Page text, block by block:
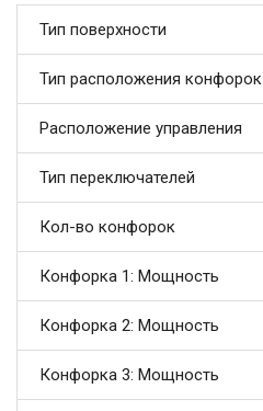
Тип поверхности
Тип расположения конфорок
Расположение управления
Тип переключателей
Кол-во конфорок
Конфорка 1: Мощность
Конфорка 2: Мощность
Конфорка 3: Мощность